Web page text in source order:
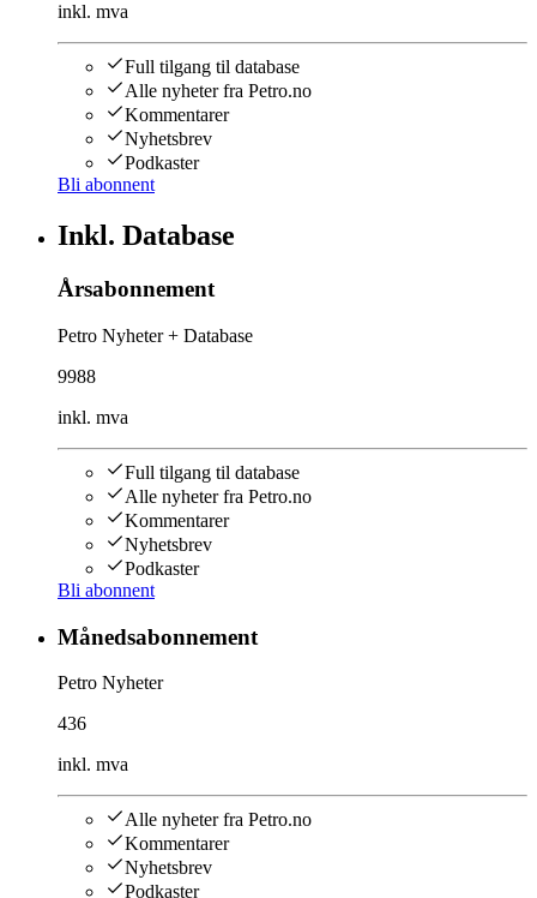
inkl. mva
Full tilgang til database
Alle nyheter fra Petro.no
Kommentarer
Nyhetsbrev
Podkaster
Bli abonnent
Inkl. Database
Årsabonnement
Petro Nyheter + Database
9988
inkl. mva
Full tilgang til database
Alle nyheter fra Petro.no
Kommentarer
Nyhetsbrev
Podkaster
Bli abonnent
Månedsabonnement
Petro Nyheter
436
inkl. mva
Alle nyheter fra Petro.no
Kommentarer
Nyhetsbrev
Podkaster